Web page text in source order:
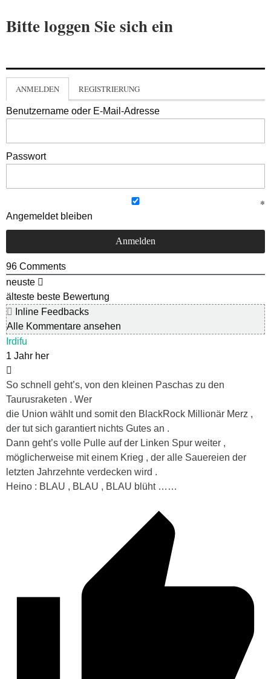
Bitte loggen Sie sich ein
ANMELDEN REGISTRIERUNG
Benutzername oder E-Mail-Adresse
Passwort
Angemeldet bleiben
96 Comments
neuste
älteste beste Bewertung
Inline Feedbacks
Alle Kommentare ansehen
Irdifu
1 Jahr her
So schnell geht’s, von den kleinen Paschas zu den
Taurusraketen . Wer
die Union wählt und somit den BlackRock Millionär Merz ,
der tut sich garantiert nichts Gutes an .
Dann geht’s volle Pulle auf der Linken Spur weiter ,
möglicherweise mit einem Krieg , der alle Sauereien der
letzten Jahrzehnte verdecken wird .
Heino : BLAU , BLAU , BLAU blüht ……